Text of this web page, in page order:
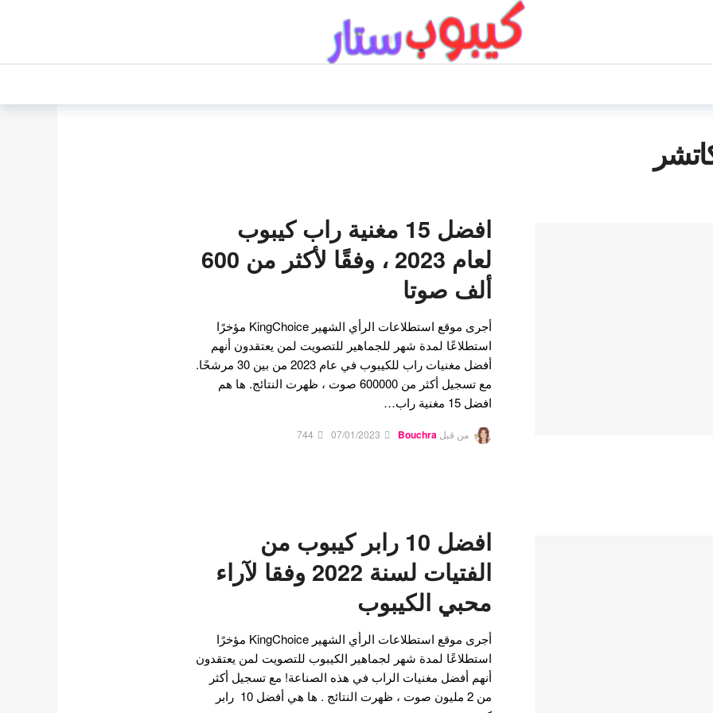
افضل 15 مغنية راب كيبوب
لعام 2023 ، وفقًا لأكثر من 600
ألف صوتا
أجرى موقع استطلاعات الرأي الشهير KingChoice مؤخرًا
استطلاعًا لمدة شهر للجماهير للتصويت لمن يعتقدون أنهم
أفضل مغنيات راب للكيبوب في عام 2023 من بين 30 مرشحًا.
مع تسجيل أكثر من 600000 صوت ، ظهرت النتائج. ها هم
افضل 15 مغنية راب…
من قبل Bouchra
07/01/2023
744
افضل 10 رابر كيبوب من
الفتيات لسنة 2022 وفقا لآراء
محبي الكيبوب
أجرى موقع استطلاعات الرأي الشهير KingChoice مؤخرًا
استطلاعًا لمدة شهر لجماهير الكيبوب للتصويت لمن يعتقدون
أنهم أفضل مغنيات الراب في هذه الصناعة! مع تسجيل أكثر
من 2 مليون صوت ، ظهرت النتائج . ها هي أفضل 10 رابر